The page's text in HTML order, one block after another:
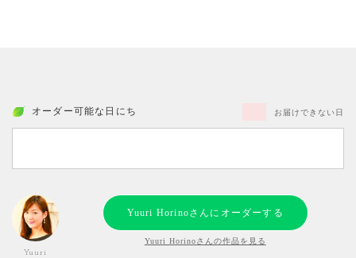
オーダー可能な日にち お届けできない日
Yuuri
Yuuri Horinoさんにオーダーする
Yuuri Horinoさんの作品を見る